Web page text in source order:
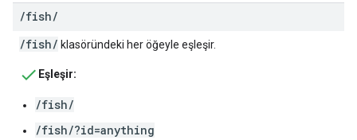
/fish/
/fish/ klasöründeki her öğeyle eşleşir.
Eşleşir:
/fish/
/fish/?id=anything